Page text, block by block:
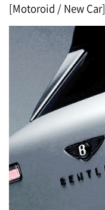
[Motoroid / New Car]